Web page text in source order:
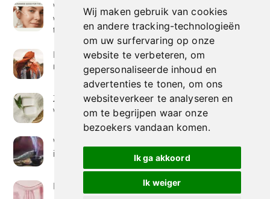
Wij maken gebruik van cookies
en andere tracking-technologieën
om uw surfervaring op onze
website te verbeteren, om
gepersonaliseerde inhoud en
advertenties te tonen, om ons
websiteverkeer te analyseren en
om te begrijpen waar onze
bezoekers vandaan komen.
Ik ga akkoord
Ik weiger
Wat is niacinamide? Voordelen, toepassingen en
waarom het overal in huidverzorgingsproducten
te vinden is
Hoe verf je haar op de meest natuurlijke manier
met henna kleuring
Zeep met een hoog vetgehalte: mythe of
werkelijkheid?
Wierook betekenis geven : geurende avonturen
in je huis
Het belang van collageen voor de huid